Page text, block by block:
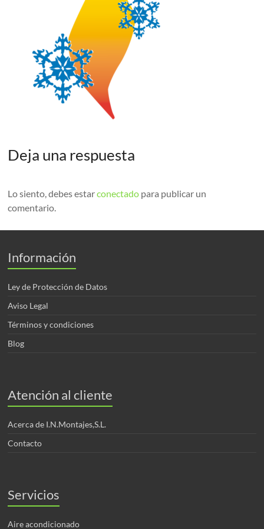
Deja una respuesta
Lo siento, debes estarconectado para publicar un
comentario.
Información
Ley de Protección de Datos
Aviso Legal
Términos y condiciones
Blog
Atención al cliente
Acerca de I.N.Montajes,S.L.
Contacto
Servicios
Aire acondicionado